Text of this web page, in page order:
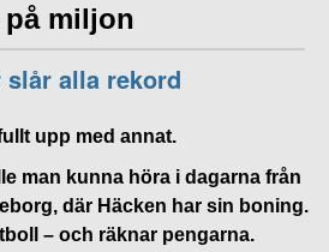
på miljon
slår alla rekord
upp med annat.
man kunna höra i dagarna från
där Häcken har sin boning.
– och räknar pengarna.